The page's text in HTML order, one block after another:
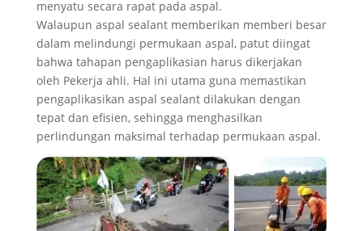
menyatu secara rapat pada aspal.
Walaupun aspal sealant memberikan memberi besar
dalam melindungi permukaan aspal, patut diingat
bahwa tahapan pengaplikasian harus dikerjakan
oleh Pekerja ahli. Hal ini utama guna memastikan
pengaplikasikan aspal sealant dilakukan dengan
tepat dan efisien, sehingga menghasilkan
perlindungan maksimal terhadap permukaan aspal.